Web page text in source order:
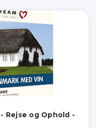
Rejse og Ophold -